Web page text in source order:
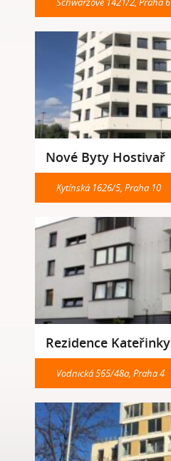
Nové Byty Hostivař
Kytínská 1626/5, Praha 10
Rezidence Kateřinky
Vodnická 565/48a, Praha 4